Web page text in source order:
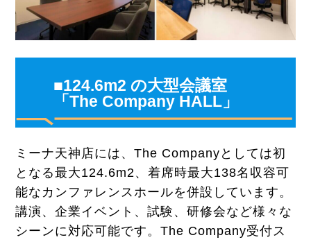
■124.6m2 の大型会議室
「The Company HALL」
ミーナ天神店には、The Companyとしては初
となる最大124.6m2、着席時最大138名収容可
能なカンファレンスホールを併設しています。
講演、企業イベント、試験、研修会など様々な
シーンに対応可能です。The Company受付ス